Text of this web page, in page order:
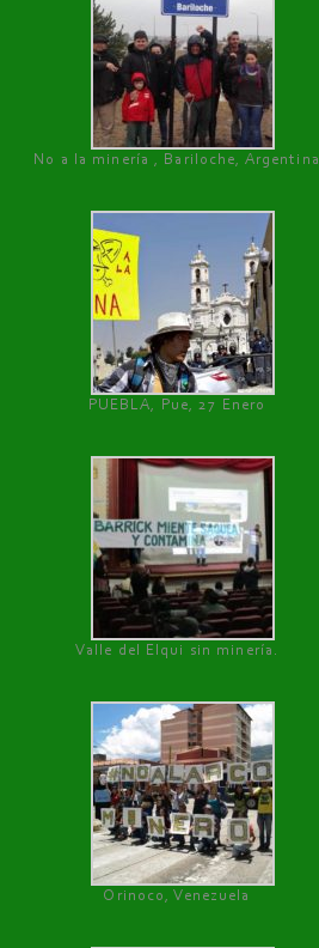
No a la minería , Bariloche, Argentina
PUEBLA, Pue, 27 Enero
Valle del Elqui sin minería.
Orinoco, Venezuela